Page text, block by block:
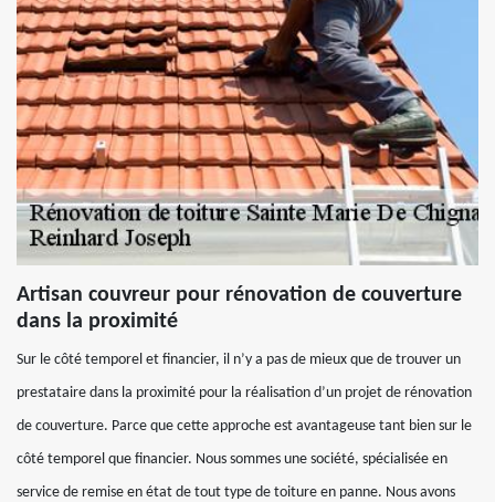
Artisan couvreur pour rénovation de couverture
dans la proximité
Sur le côté temporel et financier, il n’y a pas de mieux que de trouver un
prestataire dans la proximité pour la réalisation d’un projet de rénovation
de couverture. Parce que cette approche est avantageuse tant bien sur le
côté temporel que financier. Nous sommes une société, spécialisée en
service de remise en état de tout type de toiture en panne. Nous avons